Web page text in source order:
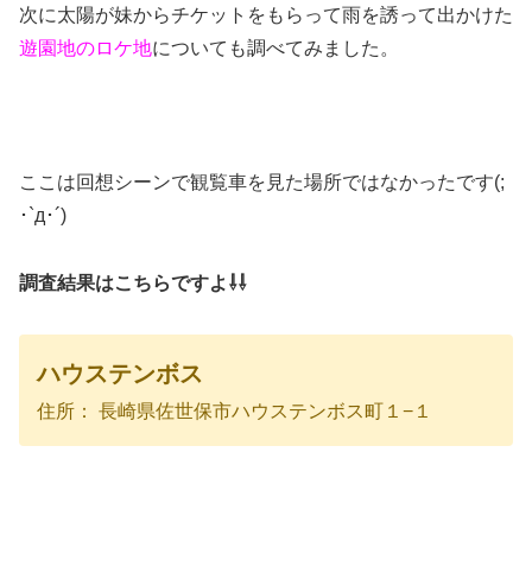
次に太陽が妹からチケットをもらって雨を誘って出かけた
遊園地のロケ地についても調べてみました。
ここは回想シーンで観覧車を見た場所ではなかったです(;
･`д･´)
調査結果はこちらですよ⇩⇩
ハウステンボス
住所： 長崎県佐世保市ハウステンボス町１−１